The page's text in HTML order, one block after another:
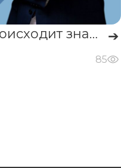
🔹В этом году происходит знаковое событие — мы открываем новое направление: «Доверенные квантовые вычисления» на конфренции ФТИС-2026.🔹 ➔
85